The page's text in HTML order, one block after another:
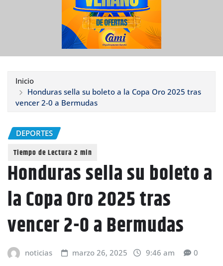
Inicio
Honduras sella su boleto a la Copa Oro 2025 tras
vencer 2-0 a Bermudas
DEPORTES
Honduras sella su boleto a
la Copa Oro 2025 tras
vencer 2-0 a Bermudas
noticias marzo 26, 2025 9:46 am 0